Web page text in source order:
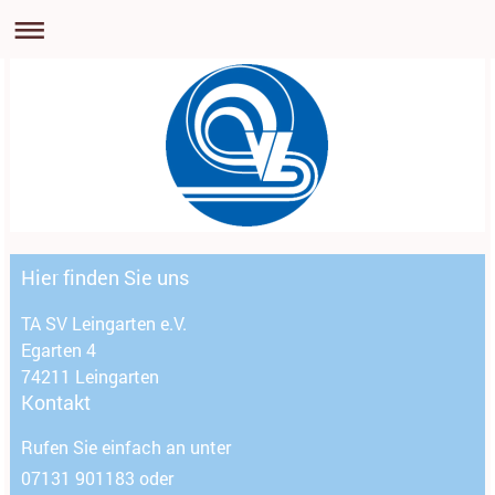
Hier finden Sie uns
TA SV Leingarten e.V.
Egarten 4
74211 Leingarten
Kontakt
Rufen Sie einfach an unter
07131 901183 oder